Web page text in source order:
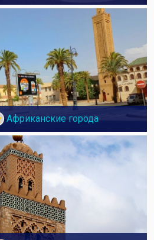
Африканские города